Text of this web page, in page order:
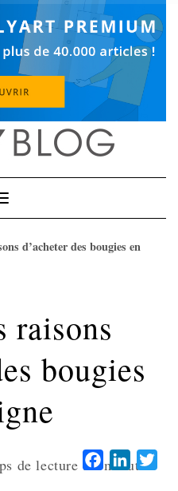
Toggle
Navigation
d’acheter des bougies en
raisons
bougies
de lecture : 5 minutes
Facebook